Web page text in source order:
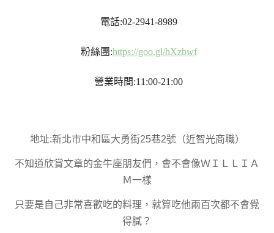
電話:02-2941-8989
粉絲團:https://goo.gl/hXzbwf
營業時間:11:00-21:00
地址:新北市中和區大勇街25巷2號（近智光商職）
不知道欣賞文章的金牛座朋友們，會不會像ＷＩＬＬＩＡ
Ｍ一樣
只要是自己非常喜歡吃的料理，就算吃他兩百次都不會覺
得膩？